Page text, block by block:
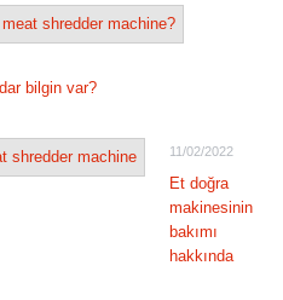
bilgin var?
11/02/2022
Et doğra
makinesinin
bakımı
hakkında